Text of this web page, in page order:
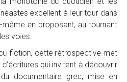
excellent à leur tour dans
même en proposant, au tournant
voies.
fiction, cette rétrospective met
qui invitent à découvrir
documentaire grec, mise en